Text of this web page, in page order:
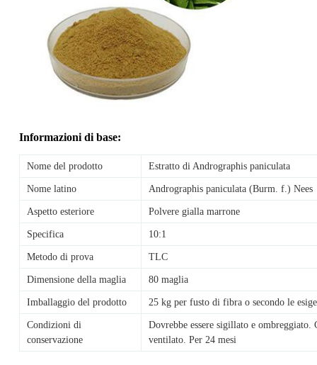
Informazioni di base:
Nome del prodotto Estratto di Andrographis paniculata
Nome latino Andrographis paniculata (Burm. f.) Nees
Aspetto esteriore Polvere gialla marrone
Specifica 10:1
Metodo di prova TLC
Dimensione della maglia 80 maglia
Imballaggio del prodotto 25 kg per fusto di fibra o secondo le
Condizioni di
conservazione
Dovrebbe essere sigillato e
ventilato. Per 24 mesi